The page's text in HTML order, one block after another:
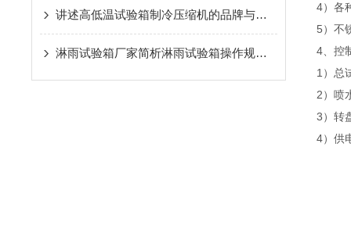
讲述高低温试验箱制冷压缩机的品牌与应用
淋雨试验箱厂家简析淋雨试验箱操作规范和保养
4）各
5）不
4、控
1）总
2）喷
3）转
4）供